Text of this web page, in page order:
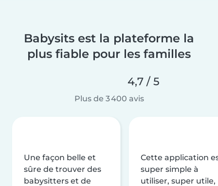
Babysits est la plateforme la
plus fiable pour les familles
4,7 / 5
Plus de 3 400 avis
Une façon belle et
sûre de trouver des
babysitters et de
Cette application
super simple à
utiliser, super utile,